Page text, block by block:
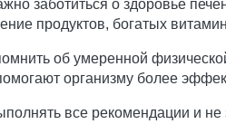
заботиться о здоровье
продуктов, богатых
об умеренной
организму более
все рекомендации и